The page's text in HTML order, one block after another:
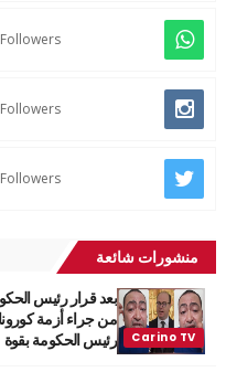
Followers
Followers
Followers
منشورات شائعة
بعد قرار رئيس
من جراء أزمة
رئيس الحكومة بقوة